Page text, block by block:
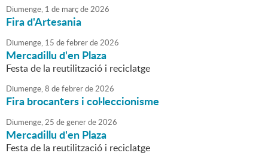
Diumenge, 1 de marçde2026
Fira d'Artesania
Diumenge, 15 defebrerde2026
Mercadillu d'en Plaza
Festa de la reutilització i reciclatge
Diumenge,8 defebrerde2026
Fira brocanters i col·leccionisme
Diumenge,25 degenerde2026
Mercadillu d'en Plaza
Festa de la reutilització i reciclatge